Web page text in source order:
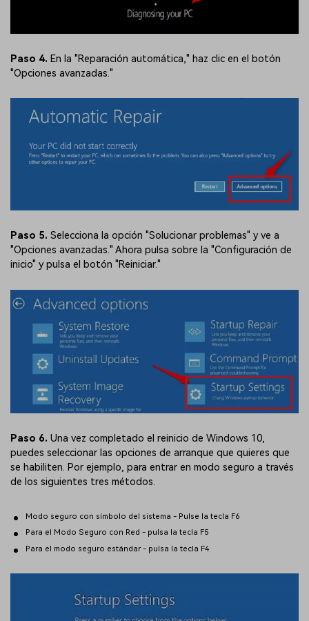
Paso 4. En la "Reparación automática," haz clic en el botón
"Opciones avanzadas."
Paso 5. Selecciona la opción "Solucionar problemas" y ve a
"Opciones avanzadas." Ahora pulsa sobre la "Configuración de
inicio" y pulsa el botón "Reiniciar."
Paso 6. Una vez completado el reinicio de Windows 10,
puedes seleccionar las opciones de arranque que quieres que
se habiliten. Por ejemplo, para entrar en modo seguro a través
de los siguientes tres métodos.
Modo seguro con símbolo del sistema - Pulse la tecla F6
Para el Modo Seguro con Red - pulsa la tecla F5
Para el modo seguro estándar - pulsa la tecla F4